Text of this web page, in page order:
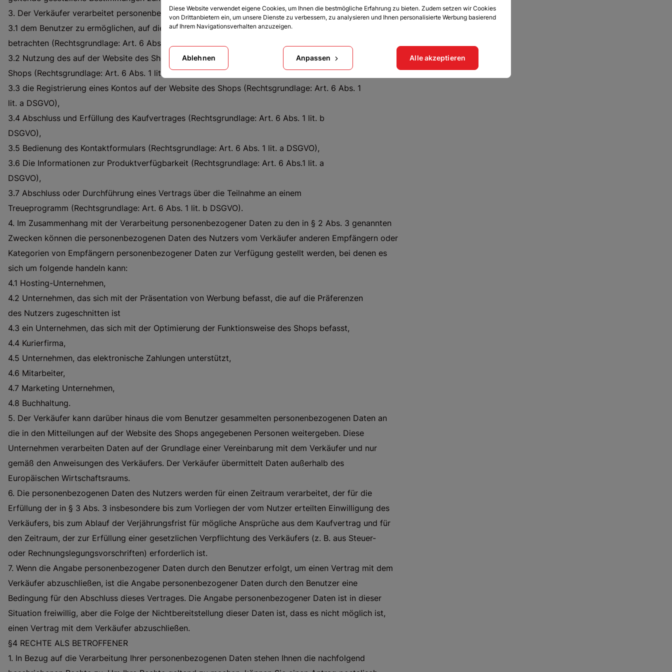
3. Der Verkäufer verarbeitet personenbezogene Daten zu folgenden Zwecken:
3.1 dem Benutzer zu ermöglichen, auf die Website des Shops zuzugreifen und dessen Inhalt zu
betrachten (Rechtsgrundlage: Art. 6 Abs. 1 lit. a DSGVO),
3.2 Nutzung des auf der Website des Shops verfügbaren Newsletters durch den Nutzer des
Shops (Rechtsgrundlage: Art. 6 Abs. 1 lit. a DSGVO),\
3.3 die Registrierung eines Kontos auf der Website des Shops (Rechtsgrundlage: Art. 6 Abs. 1
lit. a DSGVO),
3.4 Abschluss und Erfüllung des Kaufvertrages (Rechtsgrundlage: Art. 6 Abs. 1 lit. b
DSGVO),
3.5 Bedienung des Kontaktformulars (Rechtsgrundlage: Art. 6 Abs. 1 lit. a DSGVO),
3.6 Die Informationen zur Produktverfügbarkeit (Rechtsgrundlage: Art. 6 Abs.1 lit. a
DSGVO),
3.7 Abschluss oder Durchführung eines Vertrags über die Teilnahme an einem
Treueprogramm (Rechtsgrundlage: Art. 6 Abs. 1 lit. b DSGVO).
4. Im Zusammenhang mit der Verarbeitung personenbezogener Daten zu den in § 2 Abs. 3 genannten
Zwecken können die personenbezogenen Daten des Nutzers vom Verkäufer anderen Empfängern oder
Kategorien von Empfängern personenbezogener Daten zur Verfügung gestellt werden, bei denen es
sich um folgende handeln kann:
4.1 Hosting-Unternehmen,
4.2 Unternehmen, das sich mit der Präsentation von Werbung befasst, die auf die Präferenzen
des Nutzers zugeschnitten ist
4.3 ein Unternehmen, das sich mit der Optimierung der Funktionsweise des Shops befasst,
4.4 Kurierfirma,
4.5 Unternehmen, das elektronische Zahlungen unterstützt,
4.6 Mitarbeiter,
4.7 Marketing Unternehmen,
4.8 Buchhaltung.
5. Der Verkäufer kann darüber hinaus die vom Benutzer gesammelten personenbezogenen Daten an
die in den Mitteilungen auf der Website des Shops angegebenen Personen weitergeben. Diese
Unternehmen verarbeiten Daten auf der Grundlage einer Vereinbarung mit dem Verkäufer und nur
gemäß den Anweisungen des Verkäufers. Der Verkäufer übermittelt Daten außerhalb des
Europäischen Wirtschaftsraums.
6. Die personenbezogenen Daten des Nutzers werden für einen Zeitraum verarbeitet, der für die
Erfüllung der in § 3 Abs. 3 insbesondere bis zum Vorliegen der vom Nutzer erteilten Einwilligung des
Verkäufers, bis zum Ablauf der Verjährungsfrist für mögliche Ansprüche aus dem Kaufvertrag und für
den Zeitraum, der zur Erfüllung einer gesetzlichen Verpflichtung des Verkäufers (z. B. aus Steuer-
oder Rechnungslegungsvorschriften) erforderlich ist.
7. Wenn die Angabe personenbezogener Daten durch den Benutzer erfolgt, um einen Vertrag mit dem
Verkäufer abzuschließen, ist die Angabe personenbezogener Daten durch den Benutzer eine
Bedingung für den Abschluss dieses Vertrages. Die Angabe personenbezogener Daten ist in dieser
Situation freiwillig, aber die Folge der Nichtbereitstellung dieser Daten ist, dass es nicht möglich ist,
einen Vertrag mit dem Verkäufer abzuschließen.
§4 RECHTE ALS BETROFFENER
1. In Bezug auf die Verarbeitung Ihrer personenbezogenen Daten stehen Ihnen die nachfolgend
Diese Website verwendet eigene Cookies, um Ihnen die bestmögliche Erfahrung zu bieten. Zudem setzen wir Cookies
von Drittanbietern ein, um unsere Dienste zu verbessern, zu analysieren und Ihnen personalisierte Werbung basierend
auf Ihrem Navigationsverhalten anzuzeigen.
Ablehnen Anpassen Alle akzeptieren